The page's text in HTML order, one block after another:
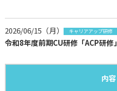
2026/06/15（月） キャリアアップ研修
令和8年度前期CU研修「ACP研修」
内容